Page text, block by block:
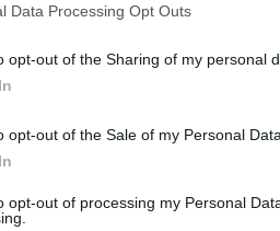
Data Processing Opt Outs
opt-out of the Sharing of my personal
opt-out of the Sale of my Personal Data.
opt-out of processing my Personal